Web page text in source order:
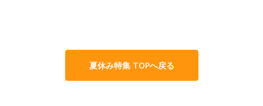
夏休み特集 TOPへ戻る